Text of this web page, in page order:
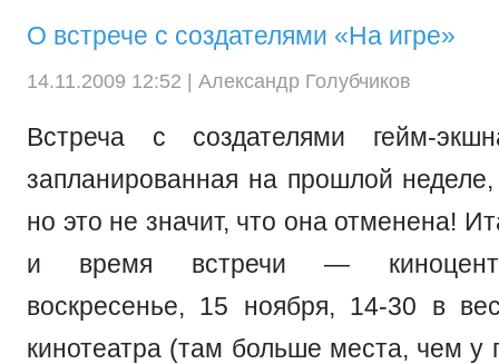
О встрече с создателями «На игре»
14.11.2009 12:52 | Александр Голубчиков
Встреча с создателями гейм-
запланированная на прошлой
но это не значит, что она отменена!
и время встречи —
воскресенье, 15 ноября, 14-30 в
кинотеатра (там больше места, чем у